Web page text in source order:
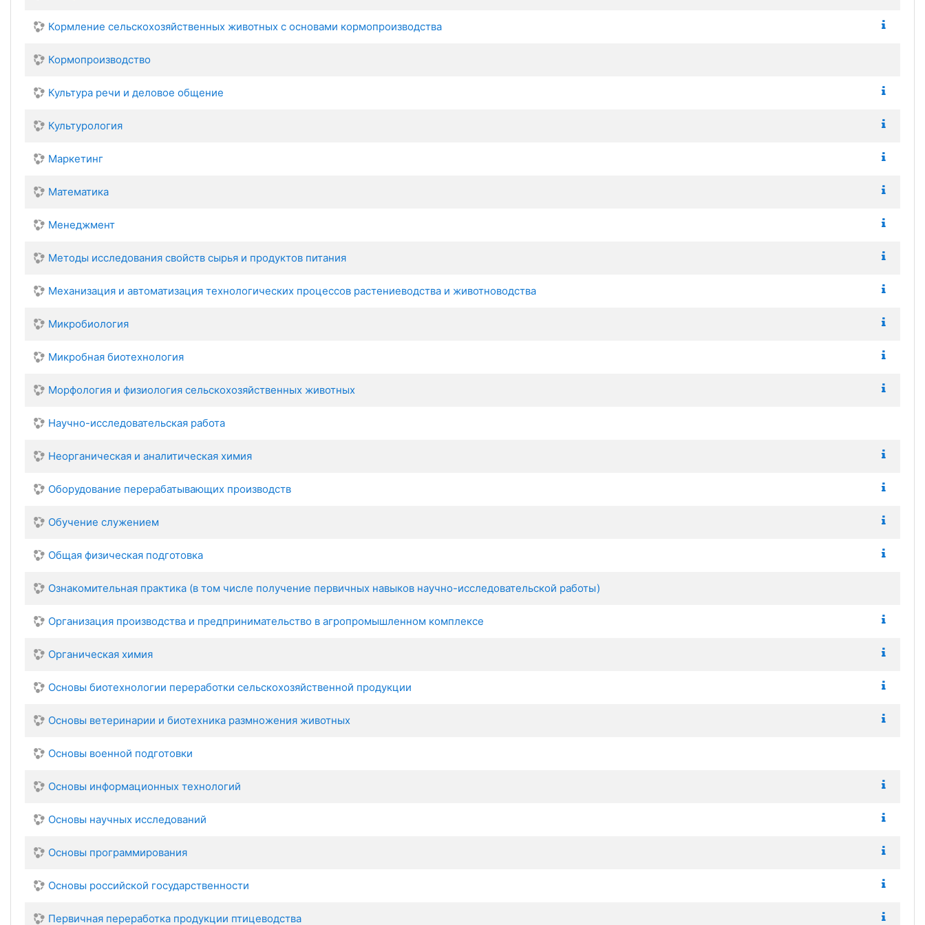
Кормление сельскохозяйственных животных с основами кормопроизводства
Кормопроизводство
Культура речи и деловое общение
Культурология
Маркетинг
Математика
Менеджмент
Методы исследования свойств сырья и продуктов питания
Механизация и автоматизация технологических процессов растениеводства и животноводства
Микробиология
Микробная биотехнология
Морфология и физиология сельскохозяйственных животных
Научно-исследовательская работа
Неорганическая и аналитическая химия
Оборудование перерабатывающих производств
Обучение служением
Общая физическая подготовка
Ознакомительная практика (в том числе получение первичных навыков научно-исследовательской работы)
Организация производства и предпринимательство в агропромышленном комплексе
Органическая химия
Основы биотехнологии переработки сельскохозяйственной продукции
Основы ветеринарии и биотехника размножения животных
Основы военной подготовки
Основы информационных технологий
Основы научных исследований
Основы программирования
Основы российской государственности
Первичная переработка продукции птицеводства